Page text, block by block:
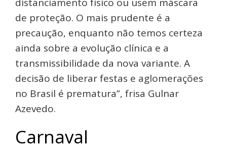
de proteção. O mais prudente é a
precaução, enquanto não temos certeza
ainda sobre a evolução clínica e a
transmissibilidade da nova variante. A
decisão de liberar festas e aglomerações
no Brasil é prematura”, frisa Gulnar
Azevedo.
Carnaval